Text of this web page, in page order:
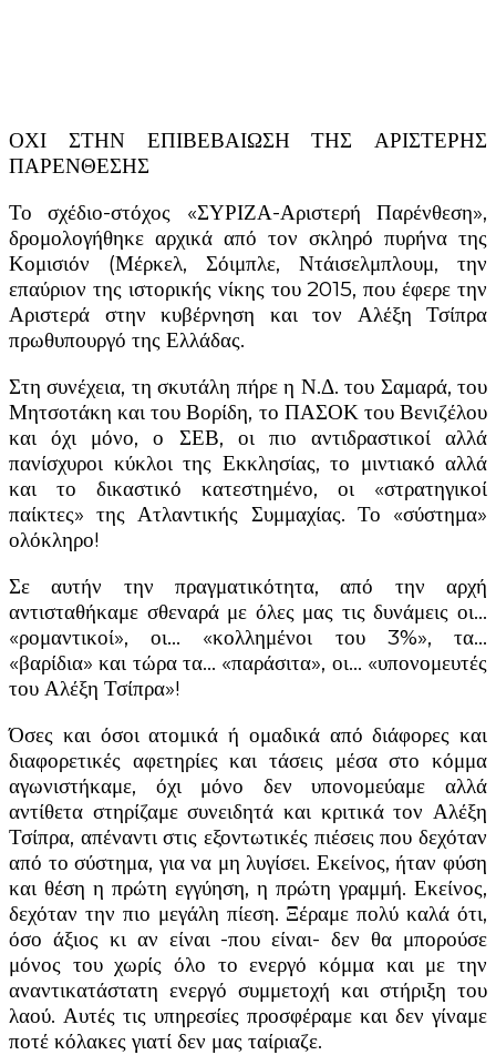
ΟΧΙ ΣΤΗΝ ΕΠΙΒΕΒΑΙΩΣΗ ΤΗΣ ΑΡΙΣΤΕΡΗΣ
ΠΑΡΕΝΘΕΣΗΣ
Το σχέδιο-στόχος «ΣΥΡΙΖΑ-Αριστερή Παρένθεση»,
δρομολογήθηκε αρχικά από τον σκληρό πυρήνα της
Κομισιόν (Μέρκελ, Σόιμπλε, Ντάισελμπλουμ, την
επαύριον της ιστορικής νίκης του 2015, που έφερε την
Αριστερά στην κυβέρνηση και τον Αλέξη Τσίπρα
πρωθυπουργό της Ελλάδας.
Στη συνέχεια, τη σκυτάλη πήρε η Ν.Δ. του Σαμαρά, του
Μητσοτάκη και του Βορίδη, το ΠΑΣΟΚ του Βενιζέλου
και όχι μόνο, ο ΣΕΒ, οι πιο αντιδραστικοί αλλά
πανίσχυροι κύκλοι της Εκκλησίας, το μιντιακό αλλά
και το δικαστικό κατεστημένο, οι «στρατηγικοί
παίκτες» της Ατλαντικής Συμμαχίας. Το «σύστημα»
ολόκληρο!
Σε αυτήν την πραγματικότητα, από την αρχή
αντισταθήκαμε σθεναρά με όλες μας τις δυνάμεις οι…
«ρομαντικοί», οι… «κολλημένοι του 3%», τα…
«βαρίδια» και τώρα τα… «παράσιτα», οι… «υπονομευτές
του Αλέξη Τσίπρα»!
Όσες και όσοι ατομικά ή ομαδικά από διάφορες και
διαφορετικές αφετηρίες και τάσεις μέσα στο κόμμα
αγωνιστήκαμε, όχι μόνο δεν υπονομεύαμε αλλά
αντίθετα στηρίζαμε συνειδητά και κριτικά τον Αλέξη
Τσίπρα, απέναντι στις εξοντωτικές πιέσεις που δεχόταν
από το σύστημα, για να μη λυγίσει. Εκείνος, ήταν φύση
και θέση η πρώτη εγγύηση, η πρώτη γραμμή. Εκείνος,
δεχόταν την πιο μεγάλη πίεση. Ξέραμε πολύ καλά ότι,
όσο άξιος κι αν είναι -που είναι- δεν θα μπορούσε
μόνος του χωρίς όλο το ενεργό κόμμα και με την
αναντικατάστατη ενεργό συμμετοχή και στήριξη του
λαού. Αυτές τις υπηρεσίες προσφέραμε και δεν γίναμε
ποτέ κόλακες γιατί δεν μας ταίριαζε.